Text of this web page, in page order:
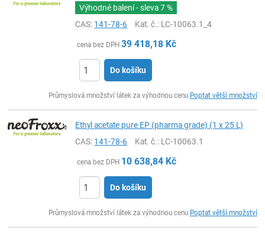
Výhodné balení - sleva7 %
CAS: 141-78-6 Kat. č.: LC-10063.1_4
cena bez DPH 39 418,18 Kč
Do košíku
Průmyslová množství látek za výhodnou cenu Poptat větší množství
Ethyl acetate pure EP (pharma grade) (1 x 25 L)
CAS: 141-78-6 Kat. č.: LC-10063.1
cena bez DPH 10 638,84 Kč
Do košíku
Průmyslová množství látek za výhodnou cenu Poptat větší množství